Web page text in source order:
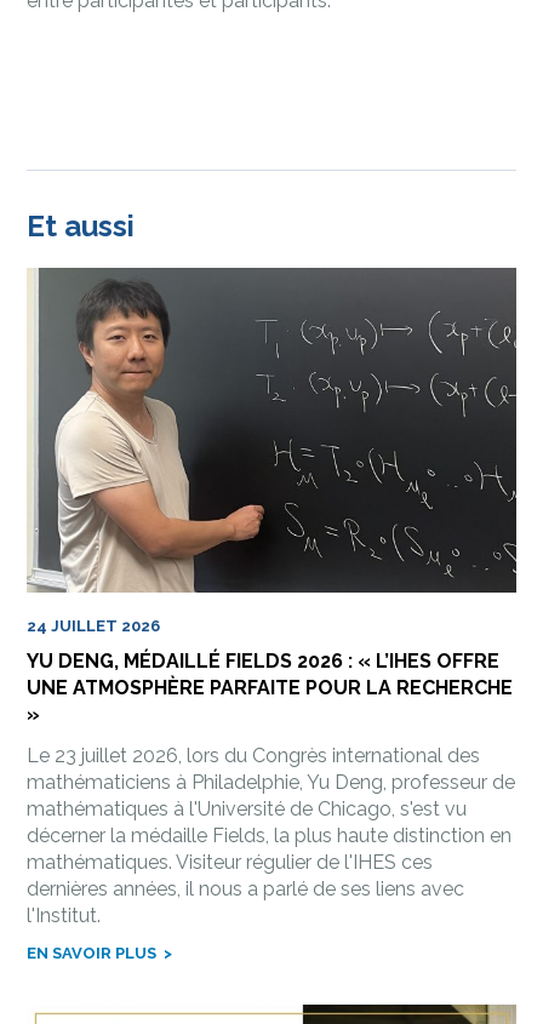
Et aussi
24 JUILLET 2026
YU DENG, MÉDAILLÉ FIELDS 2026 : « L’IHES OFFRE
UNE ATMOSPHÈRE PARFAITE POUR LA RECHERCHE
»
Le 23 juillet 2026, lors du Congrès international des
mathématiciens à Philadelphie, Yu Deng, professeur de
mathématiques à l'Université de Chicago, s'est vu
décerner la médaille Fields, la plus haute distinction en
mathématiques. Visiteur régulier de l'IHES ces
dernières années, il nous a parlé de ses liens avec
l'Institut.
EN SAVOIR PLUS